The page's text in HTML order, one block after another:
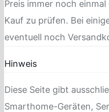
Preis immer noch
Kauf zu prüfen. Bei
eventuell noch
Hinweis
Diese Seite gibt
Smarthome-Geräten,